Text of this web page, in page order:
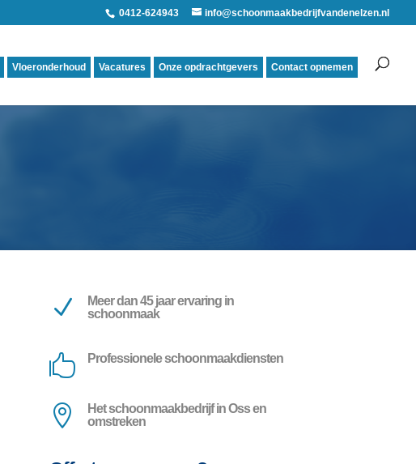
0412-624943 info@schoonmaakbedrijfvandenelzen.nl
Vloeronderhoud Vacatures Onze opdrachtgevers Contact opnemen
N
Meer dan 45 jaar ervaring in
schoonmaak
 Professionele schoonmaakdiensten

Het schoonmaakbedrijf in Oss en
omstreken